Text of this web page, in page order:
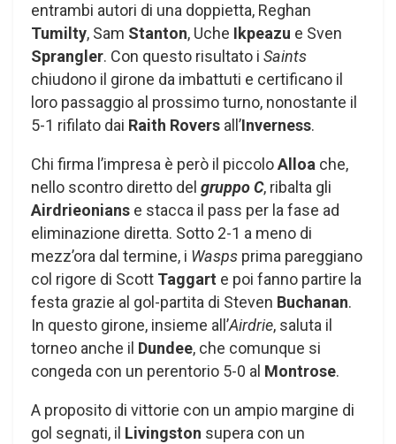
entrambi autori di una doppietta, Reghan
Tumilty, Sam Stanton, Uche Ikpeazu e Sven
Sprangler. Con questo risultato i Saints
chiudono il girone da imbattuti e certificano il
loro passaggio al prossimo turno, nonostante il
5-1 rifilato dai Raith Rovers all’Inverness.
Chi firma l’impresa è però il piccoloAlloa che,
nello scontro diretto del gruppo C, ribalta gli
Airdrieonians e stacca il pass per la fase ad
eliminazione diretta. Sotto 2-1 a meno di
mezz’ora dal termine, i Wasps prima pareggiano
col rigore di Scott Taggart e poi fanno partire la
festa grazie al gol-partita di Steven Buchanan.
In questo girone, insieme all’Airdrie, saluta il
torneo anche il Dundee, che comunque si
congeda con un perentorio 5-0 al Montrose.
A proposito di vittorie con un ampio margine di
gol segnati, il Livingston supera con un